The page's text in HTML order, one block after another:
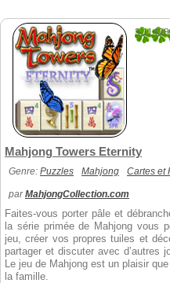
Mahjong Towers Eternity
Genre: Puzzles Mahjong Cartes et
parMahjongCollection.com
Faites-vous porter pâle et
la série primée de Mahjong vous
jeu, créer vos propres tuiles et
partager et discuter avec d’autres
Le jeu de Mahjong est un plaisir
la famille.